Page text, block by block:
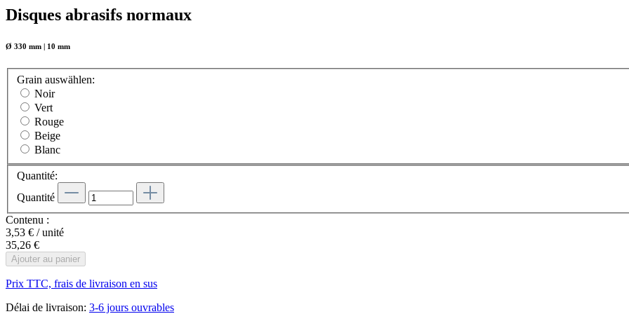
Disques abrasifs normaux
Ø 330 mm | 10 mm
Grain auswählen:
Noir
Vert
Rouge
Beige
Blanc
Quantité:
Quantité
Contenu :
3,53 € / unité
35,26 €
Ajouter au panier
Prix TTC, frais de livraison en sus
Délai de livraison: 3-6 jours ouvrables